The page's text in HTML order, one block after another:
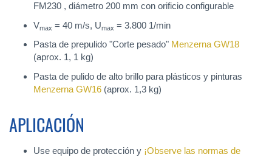
FM230 , diámetro 200 mm con orificio configurable
Vmax = 40 m/s, Umax = 3.800 1/min
Pasta de prepulido "Corte pesado" Menzerna GW18
(aprox. 1, 1 kg)
Pasta de pulido de alto brillo para plásticos y pinturas
Menzerna GW16 (aprox. 1,3 kg)
APLICACIÓN
Use equipo de protección y ¡Observe las normas de